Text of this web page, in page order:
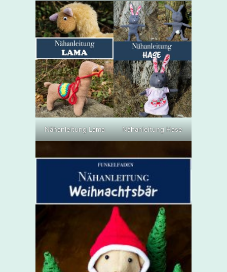
Nähanleitung Lama Nähanleitung Hase